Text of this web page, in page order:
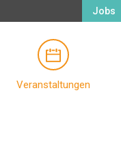
Jobs
Veranstaltungen